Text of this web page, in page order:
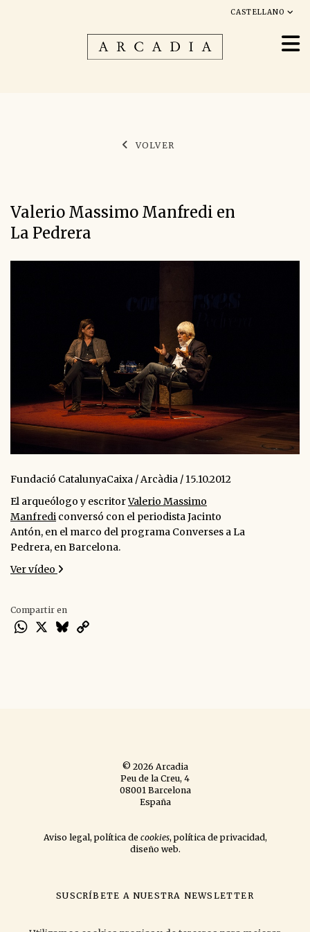
CASTELLANO
VOLVER
Valerio Massimo Manfredi en
La Pedrera
Fundació CatalunyaCaixa / Arcàdia / 15.10.2012
El arqueólogo y escritorValerio Massimo
Manfredi conversó con el periodista Jacinto
Antón, en el marco del programa Converses a La
Pedrera, en Barcelona.
Ver vídeo
Compartir en
WhatsApp
X Bluesky
© 2026 Arcadia
Peu de la Creu, 4
08001 Barcelona
España
Aviso legal,política de cookies,política de privacidad,
diseño web.
SUSCRÍBETE A NUESTRA NEWSLETTER